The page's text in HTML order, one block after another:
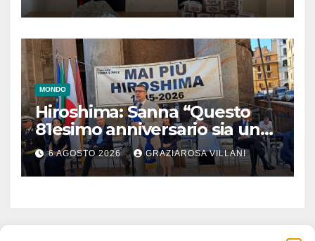
MONDO
Hiroshima: Sanna “Questo
81esimo anniversario sia un
monito per tutti”
6 AGOSTO 2026 GRAZIAROSA VILLANI